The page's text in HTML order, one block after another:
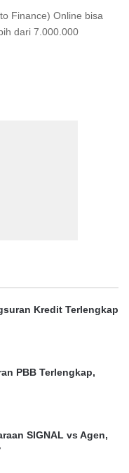
Finance) Online bisa
dari 7.000.000
Kredit Terlengkap
PBB Terlengkap,
SIGNAL vs Agen,